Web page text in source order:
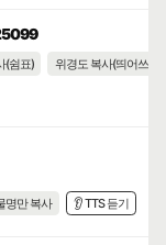
(쉼표)
위경도 복사(띄어쓰기)
명만 복사 👂 TTS 듣기